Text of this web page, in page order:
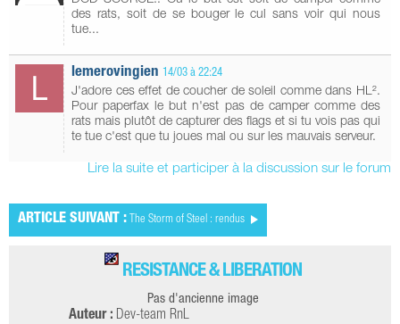
des rats, soit de se bouger le cul sans voir qui nous
tue...
lemerovingien 14/03 à 22:24
J'adore ces effet de coucher de soleil comme dans HL².
Pour paperfax le but n'est pas de camper comme des
rats mais plutôt de capturer des flags et si tu vois pas qui
te tue c'est que tu joues mal ou sur les mauvais serveur.
Lire la suite et participer à la discussion sur le forum
ARTICLE SUIVANT : The Storm of Steel : rendus
RESISTANCE & LIBERATION
Pas d'ancienne image
Auteur : Dev-team RnL